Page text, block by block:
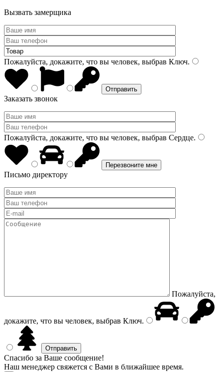
Вызвать замерщика
Пожалуйста, докажите, что вы человек, выбрав Ключ.
Заказать звонок
Пожалуйста, докажите, что вы человек, выбрав Сердце.
Письмо директору
Пожалуйста,
докажите, что вы человек, выбрав Ключ.
Спасибо за Ваше сообщение!
Наш менеджер свяжется с Вами в ближайшее время.